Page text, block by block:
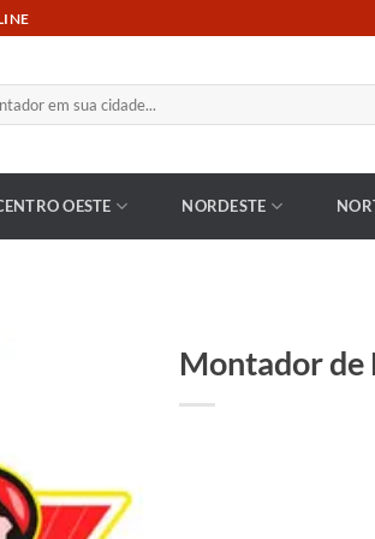
OESTE NORDESTE
Montador de